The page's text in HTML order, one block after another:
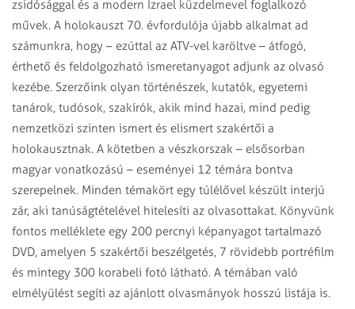
zsidósággal és a modern Izrael küzdelmevel foglalkozó
művek. A holokauszt 70. évfordulója újabb alkalmat ad
számunkra, hogy – ezúttal az ATV-vel karöltve – átfogó,
érthető és feldolgozható ismeretanyagot adjunk az olvasó
kezébe. Szerzőink olyan történészek, kutatók, egyetemi
tanárok, tudósok, szakírók, akik mind hazai, mind pedig
nemzetközi szinten ismert és elismert szakértői a
holokausztnak. A kötetben a vészkorszak – elsősorban
magyar vonatkozású – eseményei 12 témára bontva
szerepelnek. Minden témakört egy túlélővel készült interjú
zár, aki tanúságtételével hitelesíti az olvasottakat. Könyvünk
fontos melléklete egy 200 percnyi képanyagot tartalmazó
DVD, amelyen 5 szakértői beszélgetés, 7 rövidebb portréfilm
és mintegy 300 korabeli fotó látható. A témában való
elmélyülést segíti az ajánlott olvasmányok hosszú listája is.